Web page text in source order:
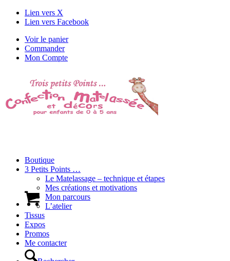
Lien vers X
Lien vers Facebook
Voir le panier
Commander
Mon Compte
Boutique
3 Petits Points …
Le Matelassage – technique et étapes
Mes créations et motivations
Mon parcours
L’atelier
Tissus
Expos
Promos
Me contacter